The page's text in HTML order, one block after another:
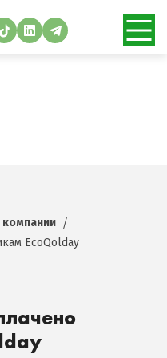
компании
EcoQolday